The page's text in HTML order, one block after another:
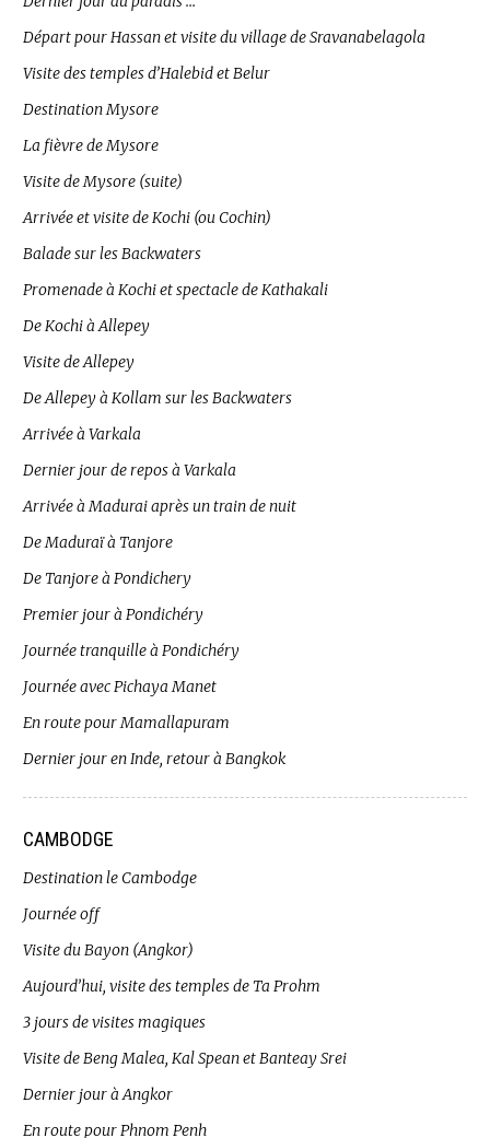
Départ pour Hassan et visite du village de Sravanabelagola
Visite des temples d’Halebid et Belur
Destination Mysore
La fièvre de Mysore
Visite de Mysore (suite)
Arrivée et visite de Kochi (ou Cochin)
Balade sur les Backwaters
Promenade à Kochi et spectacle de Kathakali
De Kochi à Allepey
Visite de Allepey
De Allepey à Kollam sur les Backwaters
Arrivée à Varkala
Dernier jour de repos à Varkala
Arrivée à Madurai après un train de nuit
De Maduraï à Tanjore
De Tanjore à Pondichery
Premier jour à Pondichéry
Journée tranquille à Pondichéry
Journée avec Pichaya Manet
En route pour Mamallapuram
Dernier jour en Inde, retour à Bangkok
CAMBODGE
Destination le Cambodge
Journée off
Visite du Bayon (Angkor)
Aujourd’hui, visite des temples de Ta Prohm
3 jours de visites magiques
Visite de Beng Malea, Kal Spean et Banteay Srei
Dernier jour à Angkor
En route pour Phnom Penh